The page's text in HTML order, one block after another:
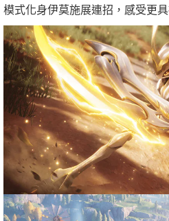
模式化身伊莫施展連招，感受更